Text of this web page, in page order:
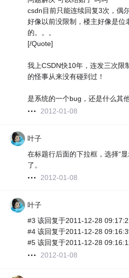
csdn目前只能连续回复3次，偶
好像以前没限制，楼主好像是位
的。。。
[/Quote]
我上CSDN快10年，连发三次限
的怪事从来没有碰到过！
是系统的一个bug，还是什么其
2012-01-08
叶子
在标题行后面的下拉框，选择“
了。
2012-01-08
叶子
#3 该回复于2011-12-28
#4 该回复于2011-12-28
#5 该回复于2011-12-28
2012-01-08